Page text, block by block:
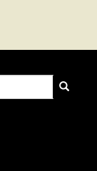
Search